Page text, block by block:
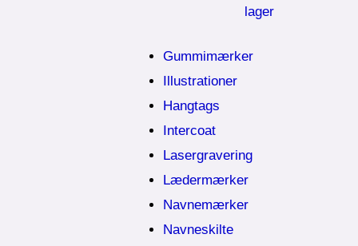
lager
Gummimærker
Illustrationer
Hangtags
Intercoat
Lasergravering
Lædermærker
Navnemærker
Navneskilte